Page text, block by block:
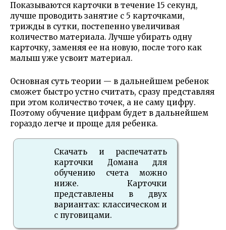
Показываются карточки в течение 15 секунд,
лучше проводить занятие с 5 карточками,
трижды в сутки, постепенно увеличивая
количество материала. Лучше убирать одну
карточку, заменяя ее на новую, после того как
малыш уже усвоит материал.
Основная суть теории — в дальнейшем ребенок
сможет быстро устно считать, сразу представляя
при этом количество точек, а не саму цифру.
Поэтому обучение цифрам будет в дальнейшем
гораздо легче и проще для ребенка.
Скачать и распечатать
карточки Домана для
обучению счета можно
ниже. Карточки
представлены в двух
вариантах: классическом и
с пуговицами.